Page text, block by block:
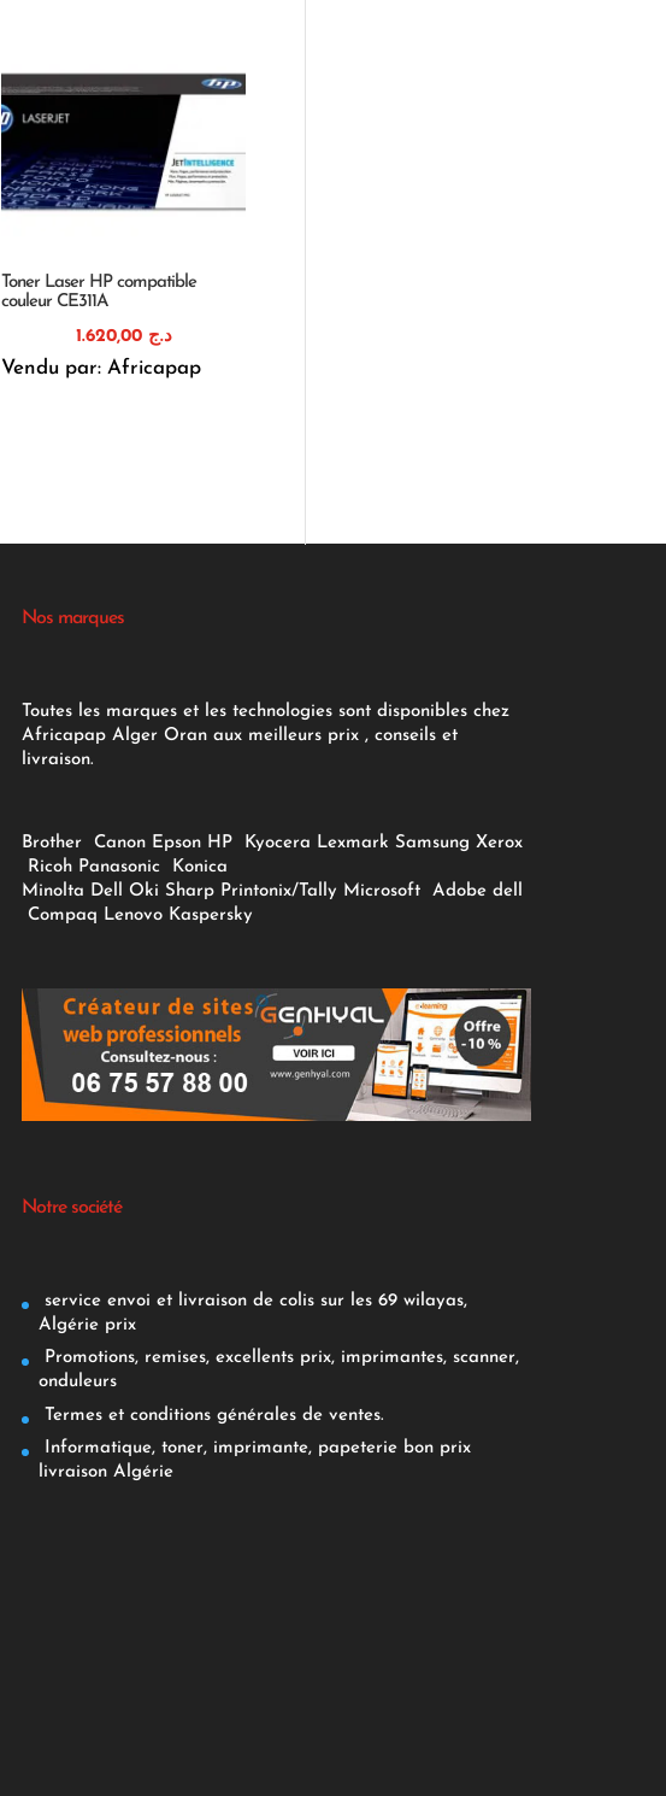
Toner Laser HP compatible
couleur CE311A
د.ج 1.620,00
Vendu par: Africapap
Nos marques
Toutes les marques et les technologies sont disponibles chez
Africapap Alger Oran aux meilleurs prix , conseils et
livraison.
Brother Canon Epson HP Kyocera Lexmark Samsung Xerox
Ricoh Panasonic
Konica
Minolta Dell Oki Sharp Printonix/Tally Microsoft Adobe dell
Compaq Lenovo Kaspersky
Notre société
service envoi et livraison de colis sur les 69 wilayas,
Algérie prix
Promotions, remises, excellents prix, imprimantes, scanner,
onduleurs
Termes et conditions générales de ventes.
Informatique, toner, imprimante, papeterie bon prix
livraison Algérie